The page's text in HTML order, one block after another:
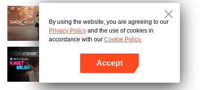
La Hora Mágica Las Series
Married by Accident
By using the website, you are agreeing to our
Privacy Policy and the use of cookies in
accordance with our Cookie Policy.
Accept